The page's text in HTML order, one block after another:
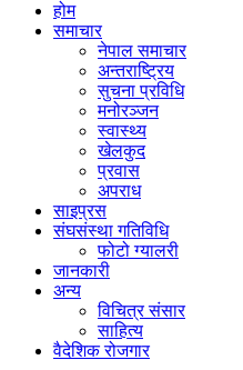
होम
समाचार
नेपाल समाचार
अन्तराष्ट्रिय
सुचना प्रविधि
मनोरञ्जन
स्वास्थ्य
खेलकुद
प्रवास
अपराध
साइप्रस
संघसंस्था गतिविधि
फोटो ग्यालरी
जानकारी
अन्य
विचित्र संसार
साहित्य
वैदेशिक रोजगार